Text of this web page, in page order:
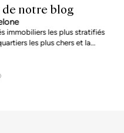
notre blog
immobiliers les plus stratifiés
les plus chers et la
en juin 2026, les adresses les